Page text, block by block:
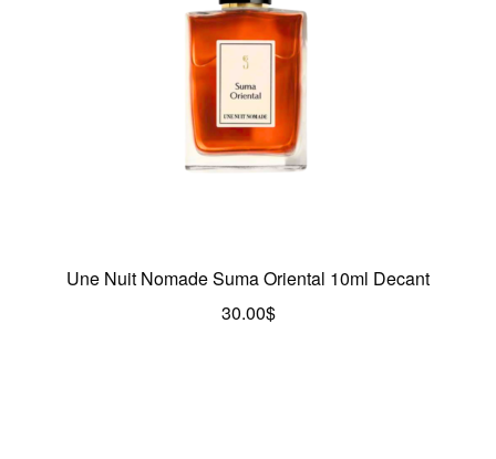
Une Nuit Nomade Suma Oriental 10ml Decant
30.00$